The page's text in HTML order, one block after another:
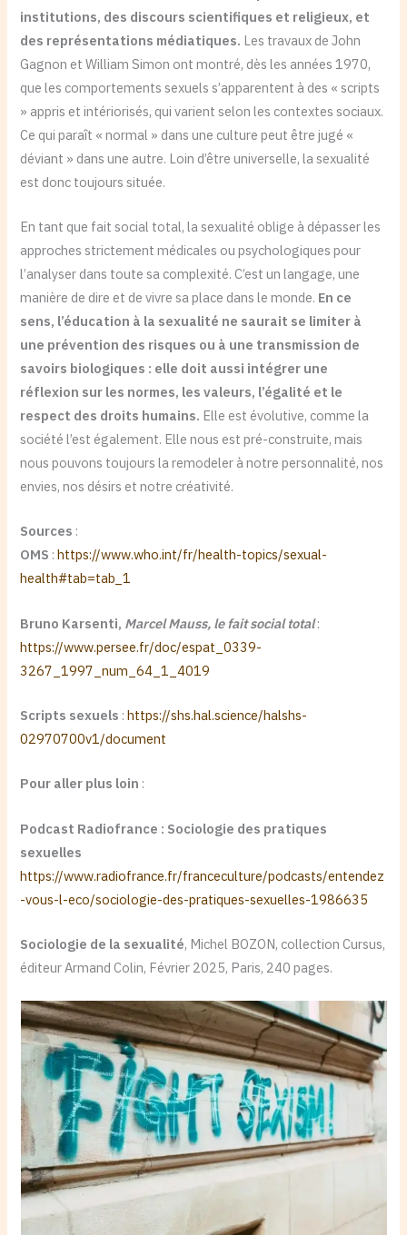
institutions, des discours scientifiques et religieux, et
des représentations médiatiques. Les travaux de John
Gagnon et William Simon ont montré, dès les années 1970,
que les comportements sexuels s’apparentent à des « scripts
» appris et intériorisés, qui varient selon les contextes sociaux.
Ce qui paraît « normal » dans une culture peut être jugé «
déviant » dans une autre. Loin d’être universelle, la sexualité
est donc toujours située.
En tant que fait social total, la sexualité oblige à dépasser les
approches strictement médicales ou psychologiques pour
l’analyser dans toute sa complexité. C’est un langage, une
manière de dire et de vivre sa place dans le monde. En ce
sens, l’éducation à la sexualité ne saurait se limiter à
une prévention des risques ou à une transmission de
savoirs biologiques : elle doit aussi intégrer une
réflexion sur les normes, les valeurs, l’égalité et le
respect des droits humains. Elle est évolutive, comme la
société l’est également. Elle nous est pré-construite, mais
nous pouvons toujours la remodeler à notre personnalité, nos
envies, nos désirs et notre créativité.
Sources :
OMS :https://www.who.int/fr/health-topics/sexual-
health#tab=tab_1
Bruno Karsenti, Marcel Mauss, le fait social total:
https://www.persee.fr/doc/espat_0339-
3267_1997_num_64_1_4019
Scripts sexuels :https://shs.hal.science/halshs-
02970700v1/document
Pour aller plus loin :
Podcast Radiofrance : Sociologie des pratiques
sexuelles
https://www.radiofrance.fr/franceculture/podcasts/entendez
-vous-l-eco/sociologie-des-pratiques-sexuelles-1986635
Sociologie de la sexualité, Michel BOZON, collection Cursus,
éditeur Armand Colin, Février 2025, Paris, 240 pages.